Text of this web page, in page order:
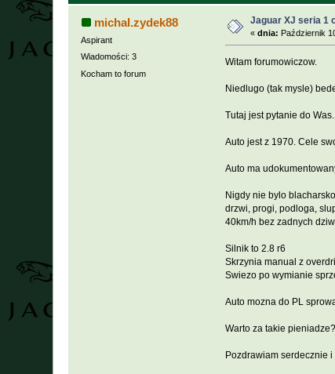
michal.zydek88
Aspirant
Wiadomości: 3
Kocham to forum
Jaguar XJ seria 1
«dnia: Październik
Witam forumowiczow.
Niedlugo (tak mysle)
Tutaj jest pytanie do Was.
Auto jest z 1970. Cele
Auto ma
Nigdy nie bylo
drzwi, progi, podloga,
40km/h bez zadnych
Silnik to 2.8 r6
Skrzynia manual z
Swiezo po wymianie
Auto mozna do PL
Warto za takie
Pozdrawiam serdecznie